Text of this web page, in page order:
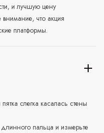
и лучшую цену
внимание, что акция
платформы.
слегка касалась стены
пальца и измерьте